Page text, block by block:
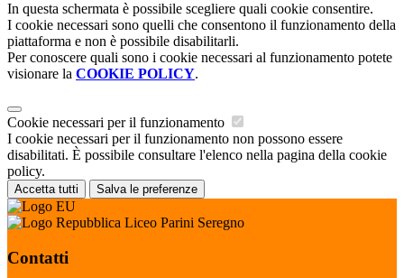
In questa schermata è possibile scegliere quali cookie consentire.
I cookie necessari sono quelli che consentono il funzionamento della
piattaforma e non è possibile disabilitarli.
Per conoscere quali sono i cookie necessari al funzionamento potete
visionare la COOKIE POLICY.
Cookie necessari per il funzionamento
I cookie necessari per il funzionamento non possono essere
disabilitati. È possibile consultare l'elenco nella pagina della cookie
policy.
Accetta tutti Salva le preferenze
Liceo Parini Seregno
Contatti